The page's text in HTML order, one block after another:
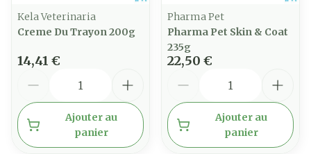
Kela Veterinaria
Creme Du Trayon 200g
14,41 €
Ajouter au
panier
Pharma Pet
Pharma Pet Skin & Coat
235g
22,50 €
Ajouter au
panier